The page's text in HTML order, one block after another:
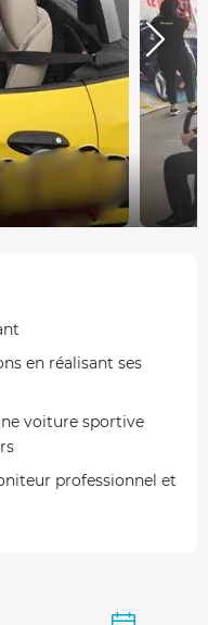
en réalisant ses
voiture sportive
professionnel et